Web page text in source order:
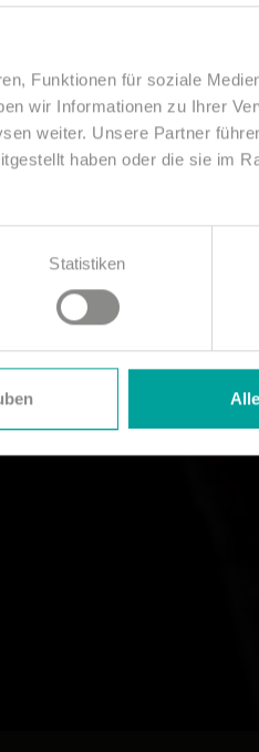
Funktionen für soziale
wir Informationen zu Ihrer
weiter. Unsere Partner
haben oder die sie im
Statistiken